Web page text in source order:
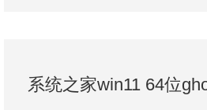
系统之家win11 64位